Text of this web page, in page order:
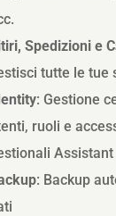
Spedizioni e
tutte le tue
: Gestione
ruoli e
Assistant
: Backup